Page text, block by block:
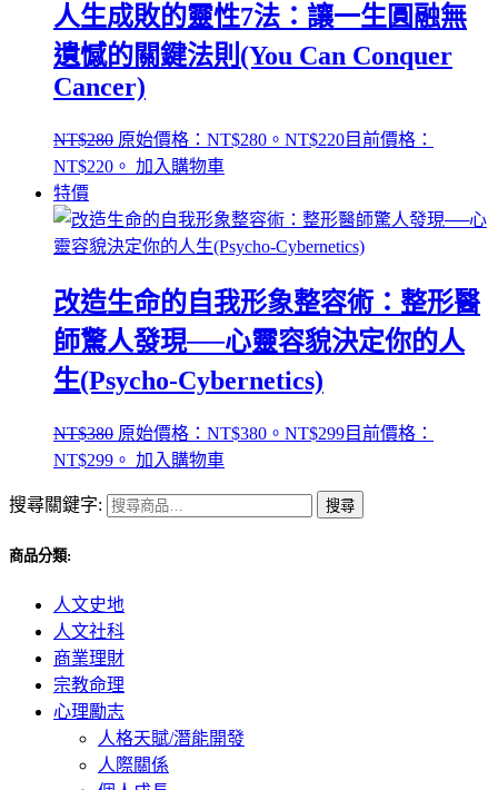
人生成敗的靈性7法：讓一生圓融無
遺憾的關鍵法則(You Can Conquer
Cancer)
NT$280 原始價格：NT$280。 NT$220目前價格：
NT$220。 加入購物車
特價
改造生命的自我形象整容術：整形醫
師驚人發現──心靈容貌決定你的人
生(Psycho-Cybernetics)
NT$380 原始價格：NT$380。 NT$299目前價格：
NT$299。 加入購物車
搜尋關鍵字: 搜尋
商品分類:
人文史地
人文社科
商業理財
宗教命理
心理勵志
人格天賦/潛能開發
人際關係